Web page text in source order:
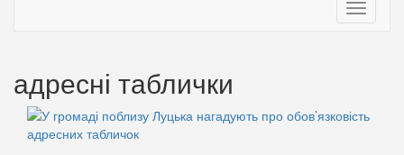
Toggle
адресні таблички